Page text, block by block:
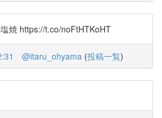
焼 https://t.co/noFtHTKoHT
@itaru_ohyama (投稿一覧)